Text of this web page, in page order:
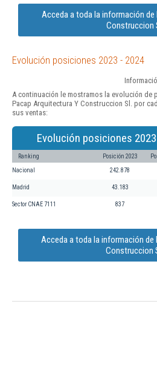
Acceda a toda la información de
Construccion
Evolución posiciones 2023 - 2024
A continuación le mostramos la evolución de
Pacap Arquitectura Y Construccion Sl. por
sus ventas:
Evolución posiciones
Ranking Posición 2023
Nacional 242.878
Madrid 43.183
Sector CNAE 7111 837
Acceda a toda la información de
Construccion